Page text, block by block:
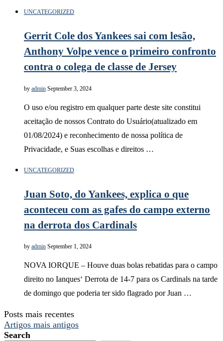
UNCATEGORIZED
Gerrit Cole dos Yankees sai com lesão,
Anthony Volpe vence o primeiro confronto
contra o colega de classe de Jersey
by admin September 3, 2024
O uso e/ou registro em qualquer parte deste site constitui
aceitação de nossos Contrato do Usuário(atualizado em
01/08/2024) e reconhecimento de nossa política de
Privacidade, e Suas escolhas e direitos …
UNCATEGORIZED
Juan Soto, do Yankees, explica o que
aconteceu com as gafes do campo externo
na derrota dos Cardinals
by admin September 1, 2024
NOVA IORQUE – Houve duas bolas rebatidas para o campo
direito no Ianques‘ Derrota de 14-7 para os Cardinals na tarde
de domingo que poderia ter sido flagrado por Juan …
Posts mais recentes
Artigos mais antigos
Search